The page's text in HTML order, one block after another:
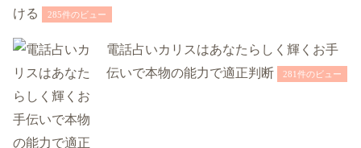
ける
285件のビュー
電話占いカリスはあなたらしく輝くお手
伝いで本物の能力で適正判断
281件のビュー